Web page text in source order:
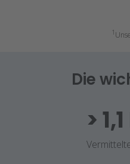
1
Die
>